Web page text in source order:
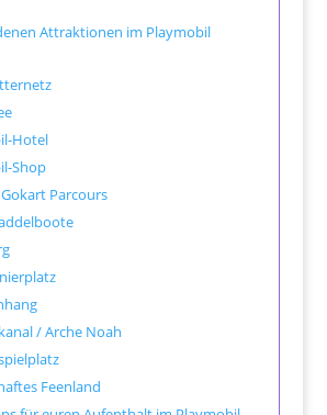
Attraktionen im Playmobil
Hotel
Shop
Parcours
/ Arche Noah
Feenland